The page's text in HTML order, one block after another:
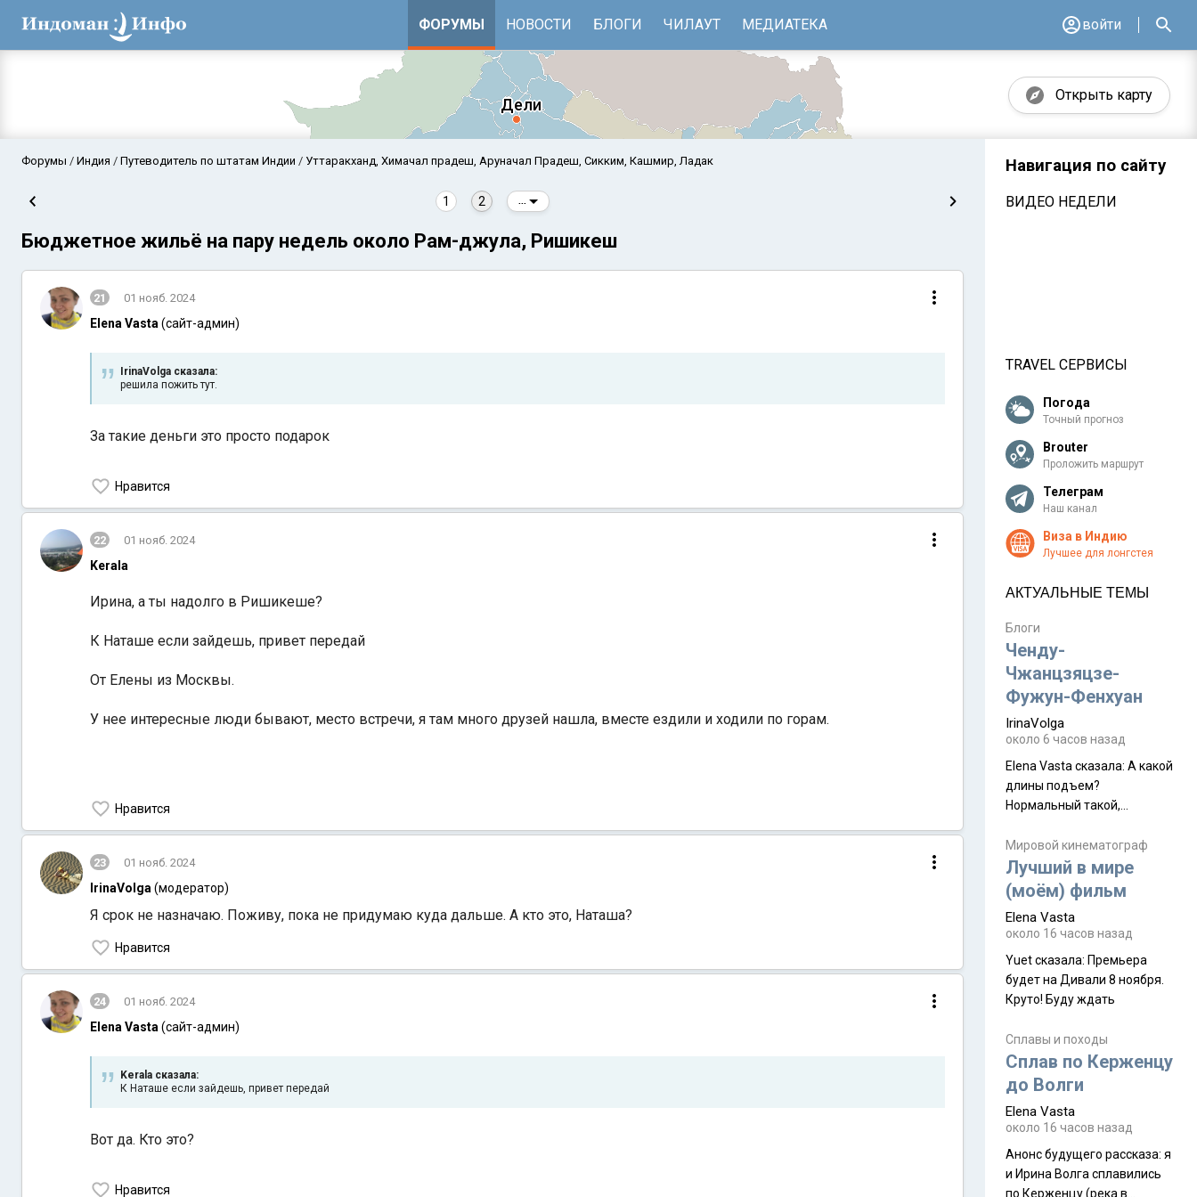
ФОРУМЫ НОВОСТИ БЛОГИ ЧИЛАУТ МЕДИАТЕКА войти
Открыть карту
Форумы Индия Путеводитель по штатам Индии Уттаракханд, Химачал прадеш, Аруначал Прадеш, Сикким, Кашмир, Ладак
1 2
Бюджетное жильё на пару недель около Рам-джула, Ришикеш
21 01 нояб. 2024
Elena Vasta (сайт-админ)
IrinaVolga сказалa:
решила пожить тут.
За такие деньги это просто подарок
Нравится
22 01 нояб. 2024
Kerala
Ирина, а ты надолго в Ришикеше?
К Наташе если зайдешь, привет передай
От Елены из Москвы.
У нее интересные люди бывают, место встречи, я там много друзей нашла, вместе ездили и ходили по горам.
Нравится
23 01 нояб. 2024
IrinaVolga (модератор)
Я срок не назначаю. Поживу, пока не придумаю куда дальше. А кто это, Наташа?
Нравится
24 01 нояб. 2024
Elena Vasta (сайт-админ)
Kerala сказалa:
К Наташе если зайдешь, привет передай
Вот да. Кто это?
Нравится
Навигация по сайту
ВИДЕО НЕДЕЛИ
TRAVEL СЕРВИСЫ
Погода
Точный прогноз
Brouter
Проложить маршрут
Телеграм
Наш канал
Виза в Индию
Лучшее для лонгстея
АКТУАЛЬНЫЕ ТЕМЫ
Блоги
Ченду-
Чжанцзяцзе-
Фужун-Фенхуан
IrinaVolga
около 6 часов назад
Elena Vasta сказалa: А какой
длины подъем?
Нормальный такой,
Vasta сказалa: Горы
Аватара? Да
Мировой кинематограф
Лучший в мире
(моём) фильм
Elena Vasta
около 16 часов назад
Yuet сказалa: Премьера
будет на Дивали 8 ноября.
Круто! Буду ждать
Сплавы и походы
Сплав по Керженцу
до Волги
Elena Vasta
около 16 часов назад
Анонс будущего рассказа: я
и Ирина Волга сплавились
по Керженцу (река в